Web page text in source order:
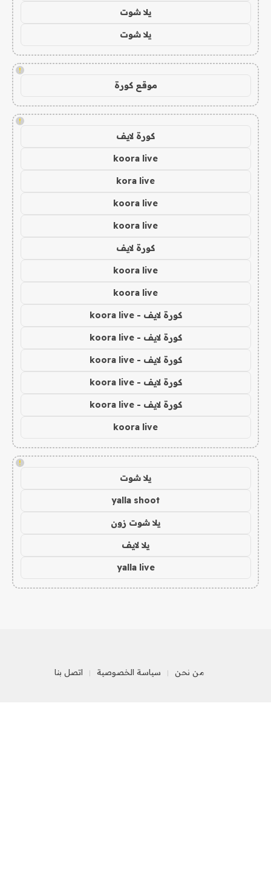
يلا شوت
يلا شوت
!
موقع كورة
!
كورة لايف
koora live
kora live
koora live
koora live
كورة لايف
koora live
koora live
كورة لايف - koora live
كورة لايف - koora live
كورة لايف - koora live
كورة لايف - koora live
كورة لايف - koora live
koora live
!
يلا شوت
yalla shoot
يلا شوت زون
يلا لايف
yalla live
من نحن سياسة الخصوصية اتصل بنا